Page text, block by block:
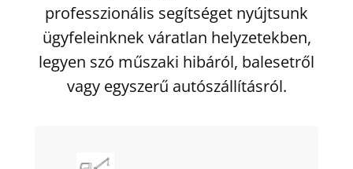
professzionális segítséget nyújtsunk
ügyfeleinknek váratlan helyzetekben,
legyen szó műszaki hibáról, balesetről
vagy egyszerű autószállításról.